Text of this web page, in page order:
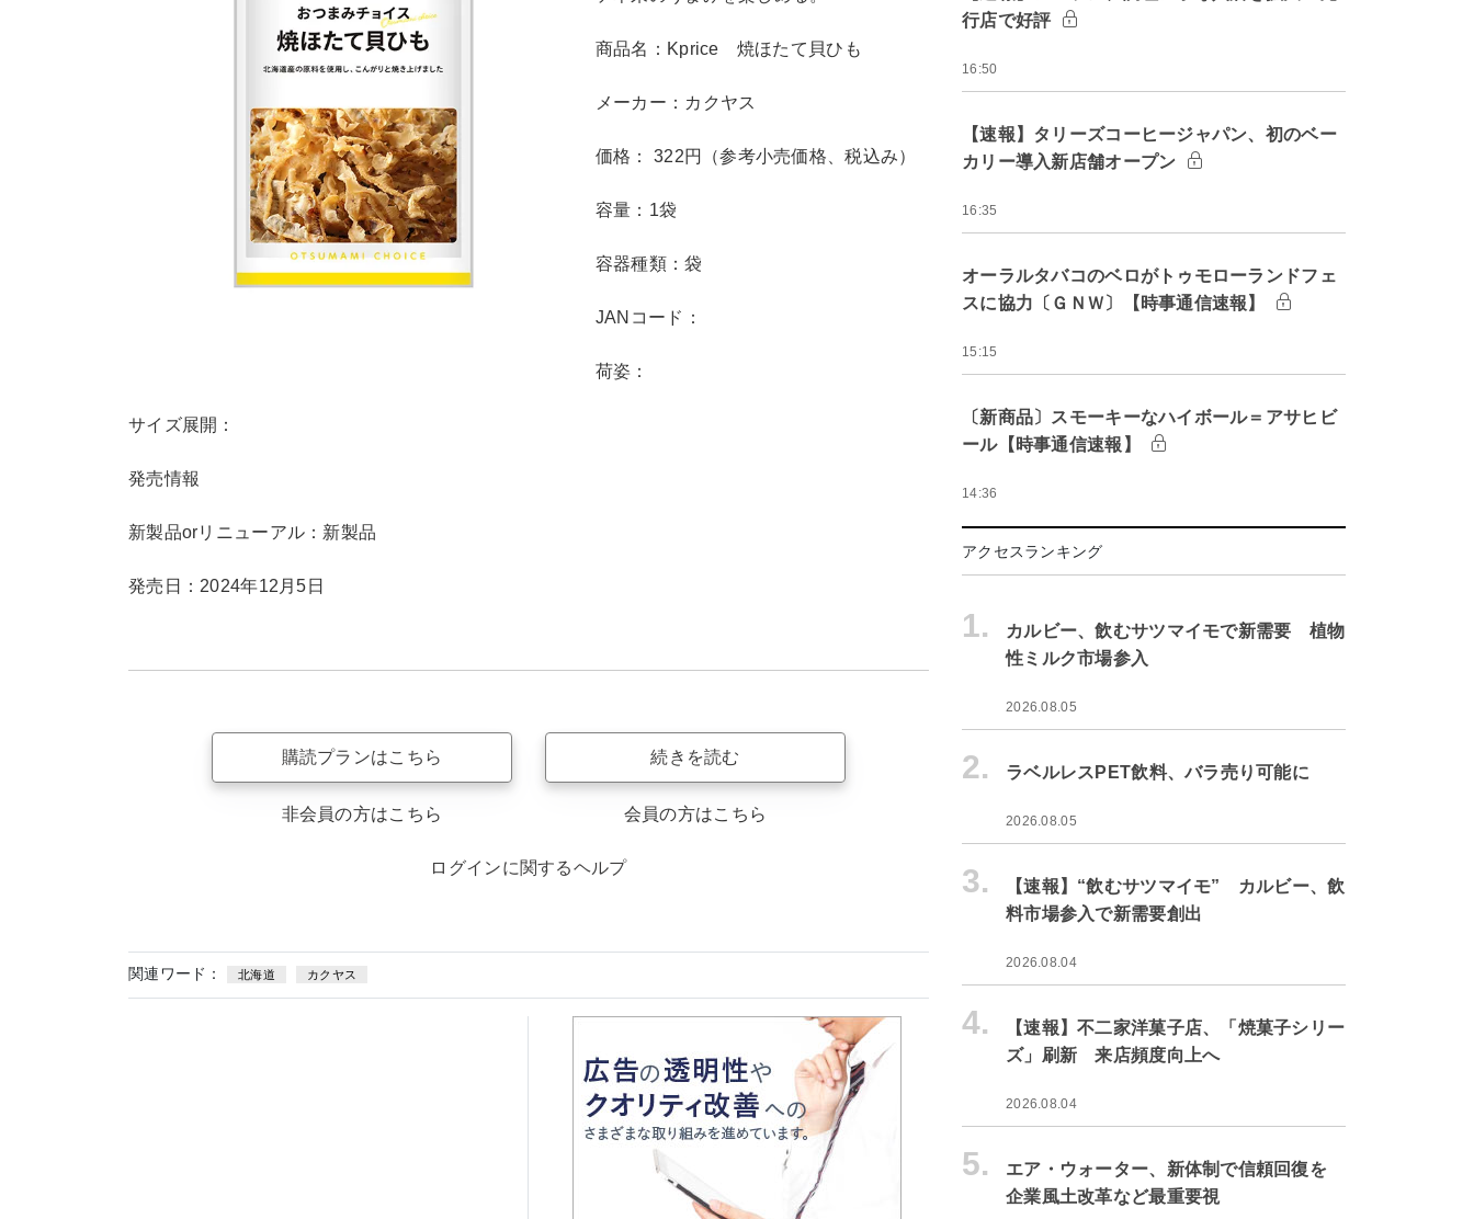
商品名：Kprice 焼ほたて貝ひも
メーカー：カクヤス
価格： 322円（参考小売価格、税込み）
容量：1袋
容器種類：袋
JANコード：
荷姿：
サイズ展開：
発売情報
新製品orリニューアル：新製品
発売日：2024年12月5日
購読プランはこちら
非会員の方はこちら
続きを読む
会員の方はこちら
ログインに関するヘルプ
関連ワード： 北海道 カクヤス
行店で好評
16:50
【速報】タリーズコーヒージャパン、初のベー
カリー導入新店舗オープン
16:35
オーラルタバコのベロがトゥモローランドフェ
スに協力〔ＧＮＷ〕【時事通信速報】
15:15
〔新商品〕スモーキーなハイボール＝アサヒビ
ール【時事通信速報】
14:36
アクセスランキング
1.
カルビー、飲むサツマイモで新需要 植物
性ミルク市場参入
2026.08.05
2. ラベルレスPET飲料、バラ売り可能に
2026.08.05
3.
【速報】“飲むサツマイモ” カルビー、飲
料市場参入で新需要創出
2026.08.04
4.
【速報】不二家洋菓子店、「焼菓子シリー
ズ」刷新 来店頻度向上へ
2026.08.04
5.
エア・ウォーター、新体制で信頼回復を
企業風土改革など最重要視